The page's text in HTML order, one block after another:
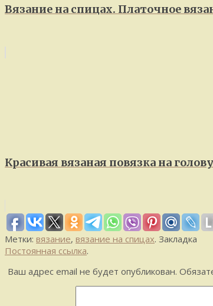
Вязание на спицах. Платочное
Красивая вязаная повязка на голову
Метки: вязание, вязание на спицах. Закладка
Постоянная ссылка.
Ваш адрес email не будет опубликован.